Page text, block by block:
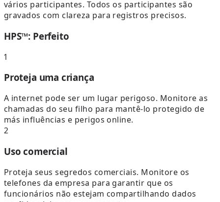
vários participantes. Todos os participantes são
gravados com clareza para registros precisos.
HPS™: Perfeito
1
Proteja uma criança
A internet pode ser um lugar perigoso. Monitore as
chamadas do seu filho para mantê-lo protegido de
más influências e perigos online.
2
Uso comercial
Proteja seus segredos comerciais. Monitore os
telefones da empresa para garantir que os
funcionários não estejam compartilhando dados